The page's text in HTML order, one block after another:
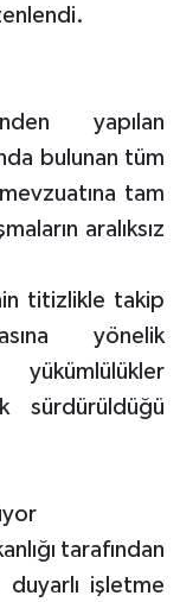
yapılan
bulunan tüm
tam
aralıksız
titizlikle takip
yönelik
sürdürüldüğü
tarafından
işletme